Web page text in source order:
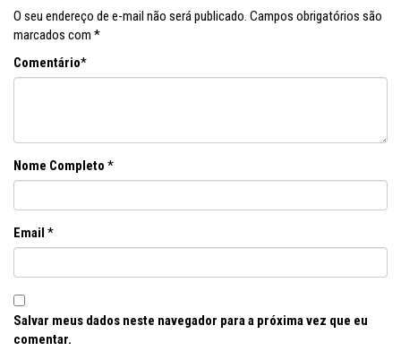
O seu endereço de e-mail não será publicado. Campos obrigatórios são
marcados com *
Comentário*
Nome Completo *
Email *
Salvar meus dados neste navegador para a próxima vez que eu
comentar.